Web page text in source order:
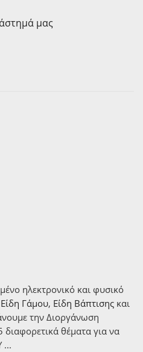
μας
ηλεκτρονικό και φυσικό
Είδη Γάμου, Είδη Βάπτισης και
την Διοργάνωση
θέματα για να
...